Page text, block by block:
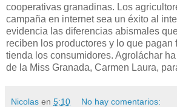
cooperativas granadinas. Los
campaña en internet sea un éxito al
evidencia las diferencias abismales
reciben los productores y lo que pagan
tienda los consumidores. Agroláchar
de la Miss Granada, Carmen Laura,
Nicolas en 5:10 No hay comentarios: